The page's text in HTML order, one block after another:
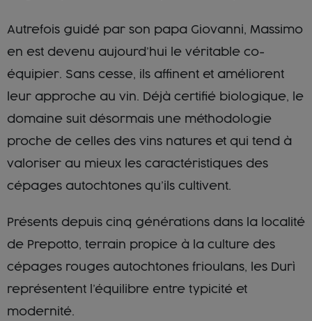
Autrefois guidé par son papa Giovanni, Massimo
en est devenu aujourd’hui le véritable co-
équipier. Sans cesse, ils affinent et améliorent
leur approche au vin. Déjà certifié biologique, le
domaine suit désormais une méthodologie
proche de celles des vins natures et qui tend à
valoriser au mieux les caractéristiques des
cépages autochtones qu’ils cultivent.
Présents depuis cinq générations dans la localité
de Prepotto, terrain propice à la culture des
cépages rouges autochtones frioulans, les Durì
représentent l’équilibre entre typicité et
modernité.